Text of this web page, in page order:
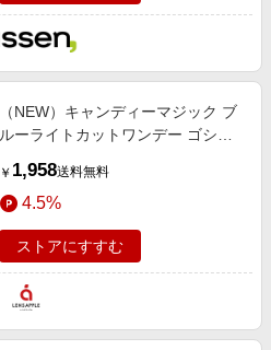
（NEW）キャンディーマジック ブ
ルーライトカットワンデー ゴシッ
￥ 1,958送料無料
4.5%
ストアにすすむ